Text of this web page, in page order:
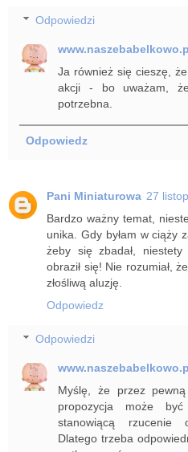
Odpowiedzi
Ja również się cieszę,
akcji - bo uważam,
potrzebna.
Odpowiedz
Pani Miniaturowa 27
Bardzo ważny temat,
unika. Gdy byłam w ciąży
żeby się zbadał,
obraził się! Nie rozumiał,
złośliwą aluzję.
Odpowiedz
Odpowiedzi
Myślę, że przez
propozycja może
stanowiącą rzucenie
Dlatego trzeba